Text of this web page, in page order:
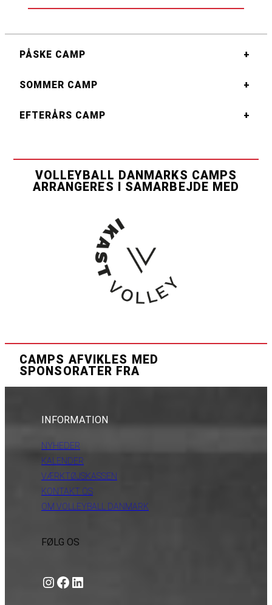
PÅSKE CAMP +
SOMMER CAMP +
EFTERÅRS CAMP +
VOLLEYBALL DANMARKS CAMPS
ARRANGERES I SAMARBEJDE MED
CAMPS AFVIKLES MED
SPONSORATER FRA
INFORMATION
NYHEDER
KALENDER
VÆRKTØJSKASSEN
KONTAKT OS
OM VOLLEYBALL DANMARK
FØLG OS
Instagram https://www.facebook.com/danishbeachvolleytour LinkedIn